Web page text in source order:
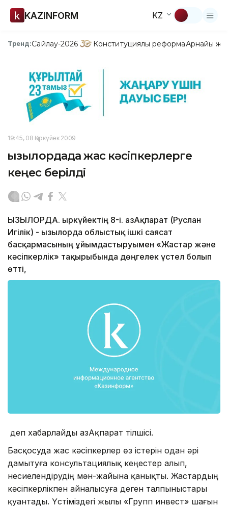
KAZINFORM KZ
Тренд:Сайлау-2026 Конституциялық реформаАрнайы
19:45, 08 Қыркүйек 2009
Қызылордада жас кәсіпкерлерге
кеңес берілді
ҚЫЗЫЛОРДА. Қыркүйектің 8-і. ҚазАқпарат (Руслан
Игілік) - Қызылорда облыстық ішкі саясат
басқармасының ұйымдастыруымен «Жас­тар және
кәсіпкерлік» тақырыбында дөң­гелек үстел болып
өтті,
деп хабарлайды ҚазАқпарат тілшісі.
Басқосуда жас кәсіпкерлер өз істерін одан әрі
дамытуға консультациялық кеңестер алып,
несиелендірудің мән-жайына қанықты. Жастардың
кәсіпкерлікпен айналысуға деген талпыныстары
қуантады. Үстіміздегі жылы «Групп инвест» шағын